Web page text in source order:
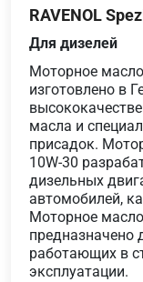
RAVENOL
Для дизелей
Моторное масло
изготовлено в
масла и
присадок.
10W-30
дизельных
автомобилей,
Моторное масло
предназначено
работающих в
эксплуатации.